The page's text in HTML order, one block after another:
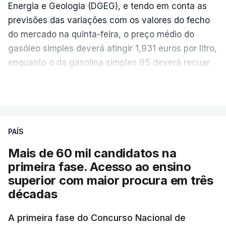
Energia e Geologia (DGEG), e tendo em conta as
previsões das variações com os valores do fecho
do mercado na quinta-feira, o preço médio do
gasóleo simples deverá atingir 1,931 euros por litro,
enquanto o da gasolina simples 95 deverá recuar
evolução das cotações internacionais do petróleo,
posto de abastecimento, a marca e a localização.
A atualização do desconto do Imposto sobre os
Produtos Petrolíferos (ISP) também poderá
PAÍS
Mais de 60 mil candidatos na
primeira fase. Acesso ao ensino
superior com maior procura em três
décadas
A primeira fase do Concurso Nacional de